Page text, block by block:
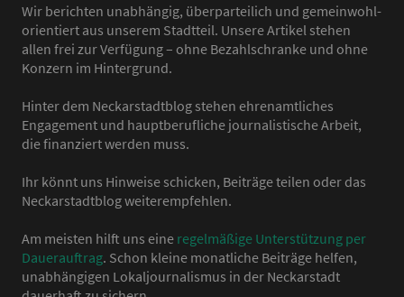
Wir berichten unabhängig, überparteilich und gemeinwohl-
orientiert aus unserem Stadtteil. Unsere Artikel stehen
allen frei zur Verfügung – ohne Bezahlschranke und ohne
Konzern im Hintergrund.
Hinter dem Neckarstadtblog stehen ehrenamtliches
Engagement und hauptberufliche journalistische Arbeit,
die finanziert werden muss.
Ihr könnt uns Hinweise schicken, Beiträge teilen oder das
Neckarstadtblog weiterempfehlen.
Am meisten hilft uns eine regelmäßige Unterstützung per
Dauerauftrag. Schon kleine monatliche Beiträge helfen,
unabhängigen Lokaljournalismus in der Neckarstadt